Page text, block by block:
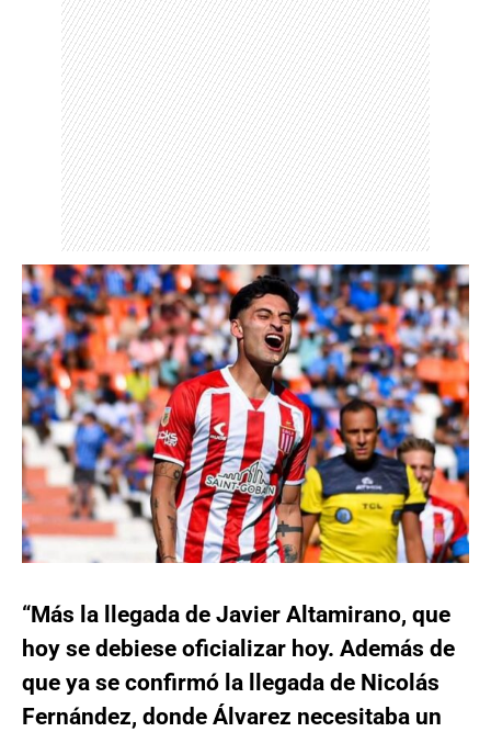
“Más la llegada de Javier Altamirano, que
hoy se debiese oficializar hoy. Además de
que ya se confirmó la llegada de Nicolás
Fernández, donde Álvarez necesitaba un